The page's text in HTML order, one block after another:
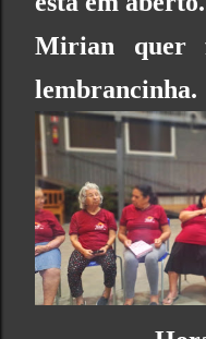
Mirian quer
lembrancinha.